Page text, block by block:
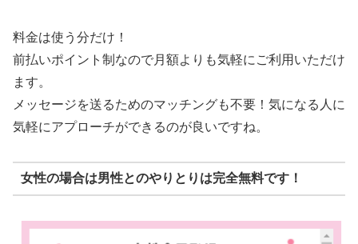
料金は使う分だけ！
前払いポイント制なので月額よりも気軽にご利用いただけ
ます。
メッセージを送るためのマッチングも不要！気になる人に
気軽にアプローチができるのが良いですね。
女性の場合は男性とのやりとりは完全無料です！